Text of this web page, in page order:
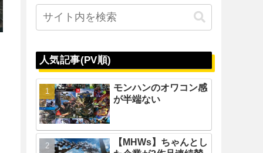
人気記事(PV順)
モンハンのオワコン感
が半端ない
【MHWs】ちゃんとし